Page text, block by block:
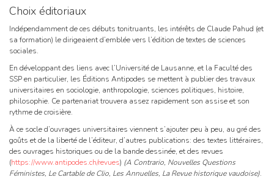
Choix éditoriaux
Indépendamment de ces débuts tonitruants, les intérêts de Claude Pahud (et
sa formation) le dirigeaient d’emblée vers l’édition de textes de sciences
sociales.
En développant des liens avec l’Université de Lausanne, et la Faculté des
SSP en particulier, les Éditions Antipodes se mettent à publier des travaux
universitaires en sociologie, anthropologie, sciences politiques, histoire,
philosophie. Ce partenariat trouvera assez rapidement son assise et son
rythme de croisière.
À ce socle d’ouvrages universitaires viennent s’ajouter peu à peu, au gré des
goûts et de la liberté de l’éditeur, d’autres publications: des textes littéraires,
des ouvrages historiques ou de la bande dessinée, et des revues
(https://www.antipodes.ch/revues) (A Contrario, Nouvelles Questions
Féministes, Le Cartable de Clio, Les Annuelles, La Revue historique vaudoise).